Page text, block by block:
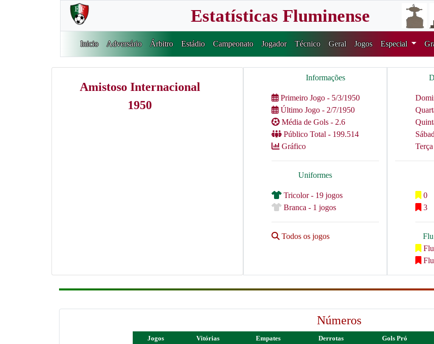
Estatísticas Fluminense
Inicio Adversário Árbitro Estádio Campeonato Jogador Técnico Geral Jogos Especial
Amistoso Internacional
1950
Informações
Primeiro Jogo - 5/3/1950
Último Jogo - 2/7/1950
Média de Gols - 2.6
Público Total - 199.514
Gráfico
Uniformes
Tricolor - 19 jogos
Branca - 1 jogos
Todos os jogos
0
3
Números
Jogos Vitórias Empates Derrotas Gols Pró